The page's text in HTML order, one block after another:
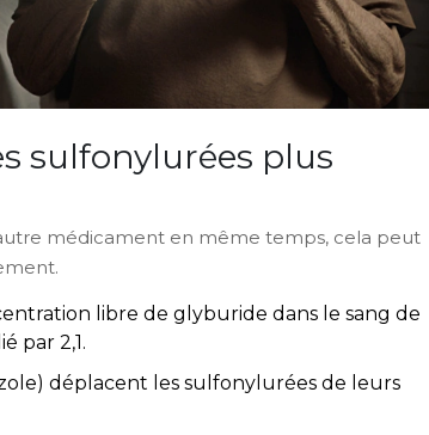
sulfonylurées plus
médicament en même temps, cela peut
libre de glyburide dans le sang de
par 2,1.
déplacent les sulfonylurées de leurs